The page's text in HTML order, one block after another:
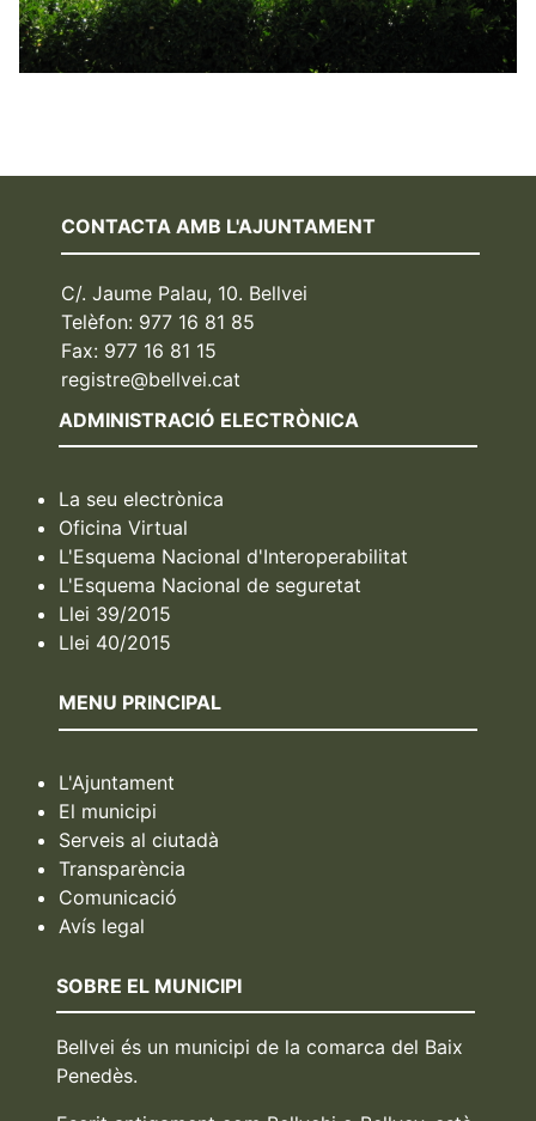
CONTACTA AMB L'AJUNTAMENT
C/. Jaume Palau, 10. Bellvei
Telèfon: 977 16 81 85
Fax: 977 16 81 15
registre@bellvei.cat
ADMINISTRACIÓ ELECTRÒNICA
La seu electrònica
Oficina Virtual
L'Esquema Nacional d'Interoperabilitat
L'Esquema Nacional de seguretat
Llei 39/2015
Llei 40/2015
MENU PRINCIPAL
L'Ajuntament
El municipi
Serveis al ciutadà
Transparència
Comunicació
Avís legal
SOBRE EL MUNICIPI
Bellvei és un municipi de la comarca del Baix
Penedès.